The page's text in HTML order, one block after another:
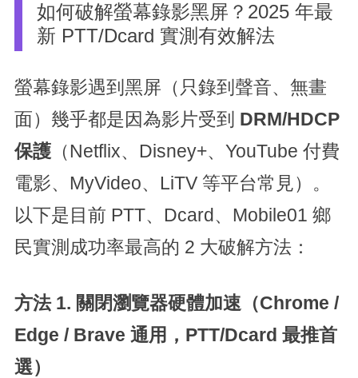
如何破解螢幕錄影黑屏？2025 年最
新 PTT/Dcard 實測有效解法
螢幕錄影遇到黑屏（只錄到聲音、無畫
面）幾乎都是因為影片受到 DRM/HDCP
保護（Netflix、Disney+、YouTube 付費
電影、MyVideo、LiTV 等平台常見）。
以下是目前 PTT、Dcard、Mobile01 鄉
民實測成功率最高的 2 大破解方法：
方法 1. 關閉瀏覽器硬體加速（Chrome /
Edge / Brave 通用，PTT/Dcard 最推首
選）